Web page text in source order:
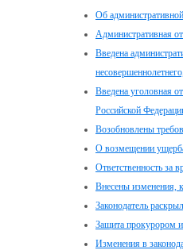
Об
Административная
Введена
Введена уголовная
Российской
Возобновлены
О возмещении
Ответственность
Внесены изменения,
Законодатель
Защита прокурором
Изменения в